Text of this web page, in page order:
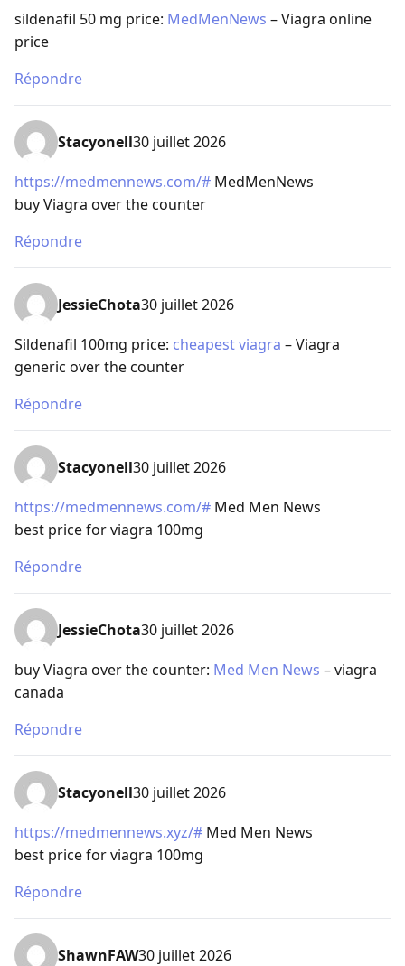
sildenafil 50 mg price: MedMenNews – Viagra online
price
Répondre
Stacyonell30 juillet 2026
https://medmennews.com/# MedMenNews
buy Viagra over the counter
Répondre
JessieChota30 juillet 2026
Sildenafil 100mg price: cheapest viagra – Viagra
generic over the counter
Répondre
Stacyonell30 juillet 2026
https://medmennews.com/# Med Men News
best price for viagra 100mg
Répondre
JessieChota30 juillet 2026
buy Viagra over the counter: Med Men News – viagra
canada
Répondre
Stacyonell30 juillet 2026
https://medmennews.xyz/# Med Men News
best price for viagra 100mg
Répondre
ShawnFAW30 juillet 2026